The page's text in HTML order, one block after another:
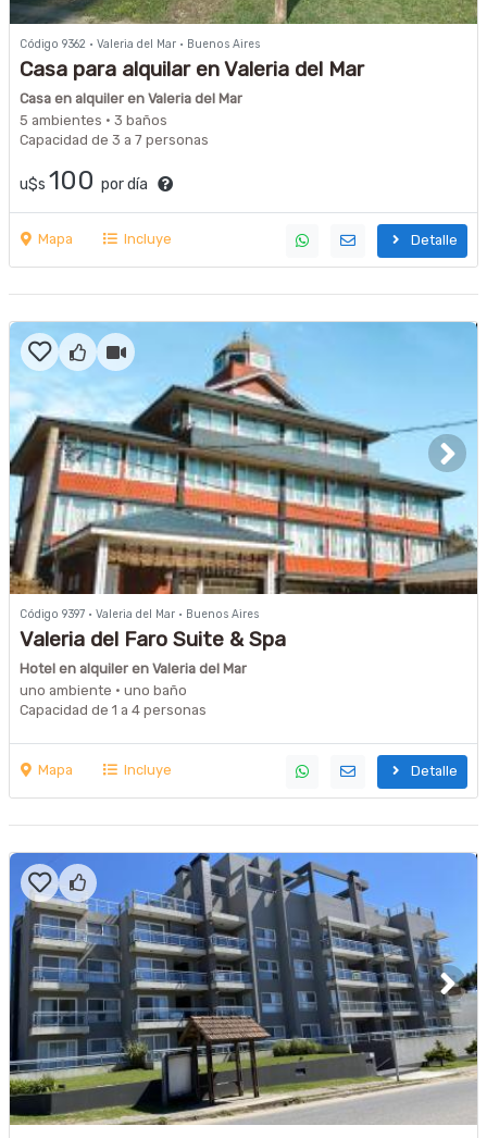
Código 9362 · Valeria del Mar · Buenos Aires
Casa para alquilar en Valeria del Mar
Casa en alquiler en Valeria del Mar
5 ambientes · 3 baños
Capacidad de 3 a 7 personas
u$s 100 por día
Mapa Incluye Detalle
Código 9397 · Valeria del Mar · Buenos Aires
Valeria del Faro Suite & Spa
Hotel en alquiler en Valeria del Mar
uno ambiente · uno baño
Capacidad de 1 a 4 personas
Mapa Incluye Detalle